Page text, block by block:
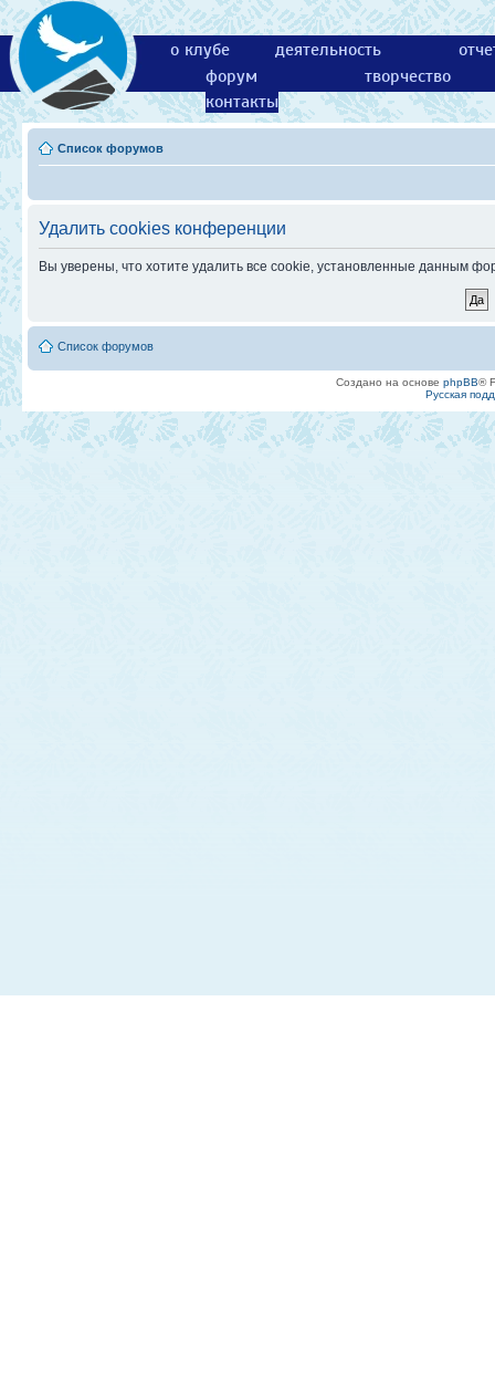
о клубе деятельность
форум
творчество
контакты
Список форумов
Удалить cookies конференции
Вы уверены, что хотите удалить все cookie, установленные данным
Список форумов
Создано на основе phpBB®
Русская